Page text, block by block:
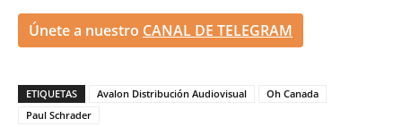
Únete a nuestro CANAL DE TELEGRAM
ETIQUETAS Avalon Distribución Audiovisual
Oh Canada
Paul Schrader